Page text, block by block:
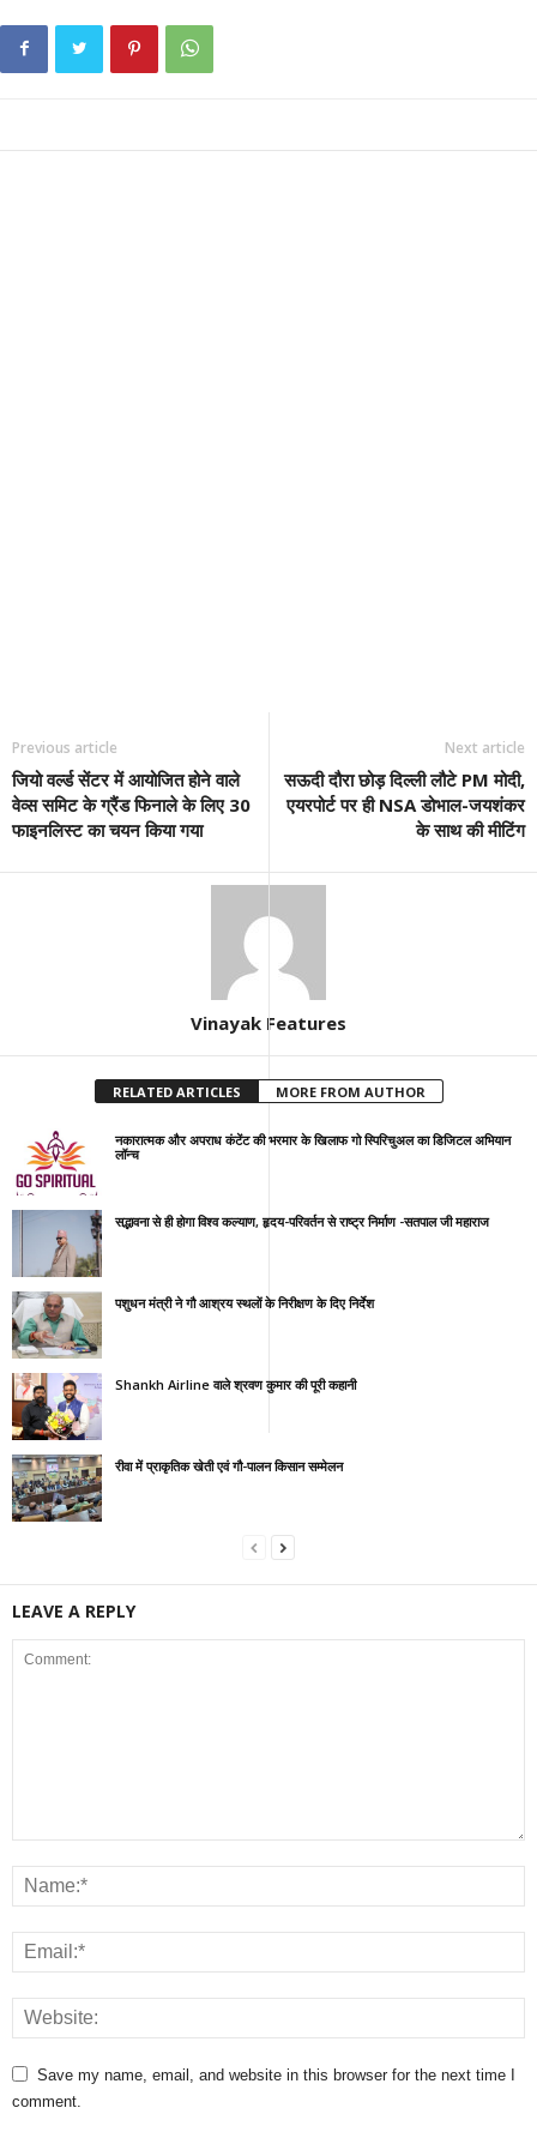
Previous article
जियो वर्ल्ड सेंटर में आयोजित होने वाले
वेव्स समिट के ग्रैंड फिनाले के लिए 30
फाइनलिस्ट का चयन किया गया
Next article
सऊदी दौरा छोड़ दिल्ली लौटे PM मोदी,
एयरपोर्ट पर ही NSA डोभाल-जयशंकर
के साथ की मीटिंग
Vinayak Features
RELATED ARTICLES MORE FROM AUTHOR
नकारात्मक और अपराध कंटेंट की भरमार के खिलाफ गो स्पिरिचुअल का डिजिटल अभियान
लॉन्च
सद्भावना से ही होगा विश्व कल्याण, हृदय-परिवर्तन से राष्ट्र निर्माण -सतपाल जी महाराज
पशुधन मंत्री ने गौ आश्रय स्थलों के निरीक्षण के दिए निर्देश
Shankh Airline वाले श्रवण कुमार की पूरी कहानी
रीवा में प्राकृतिक खेती एवं गौ-पालन किसान सम्मेलन
LEAVE A REPLY
Save my name, email, and website in this browser for the next time I
comment.